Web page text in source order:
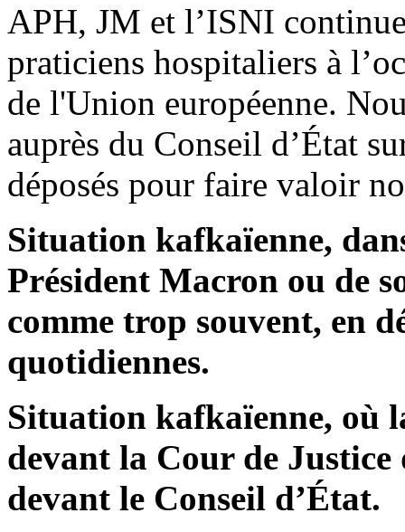
APH, JM et l’ISNI
praticiens hospitaliers à
de l'Union européenne.
auprès du Conseil d’État
déposés pour faire valoir
Situation kafkaïenne,
Président Macron ou de
comme trop souvent, en
quotidiennes.
Situation kafkaïenne, où
devant la Cour de Justice
devant le Conseil d’État.